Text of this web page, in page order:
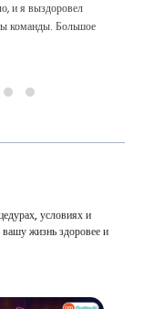
Они даже после
связь
условиях и
жизнь здоровее и